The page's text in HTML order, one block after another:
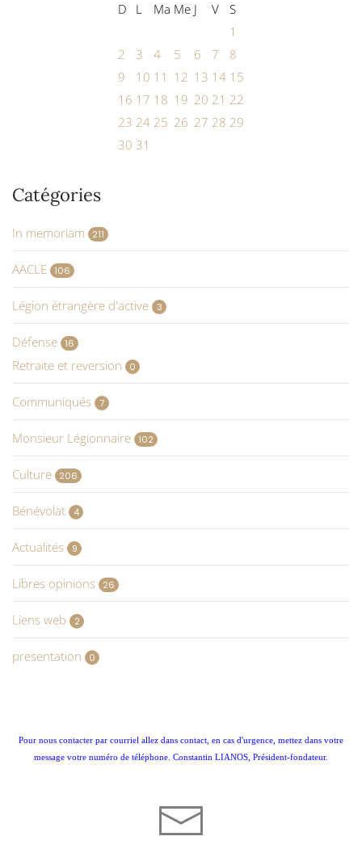
D L Ma Me J V
S
1
2
3 4 5 6 7
8
9
10 11 12 13 14 15
16 17 18 19 20 21 22
23 24 25 26 27 28 29
30 31
Catégories
In memoriam 211
AACLE 106
Légion étrangère d'active 3
Défense 16
Retraite et reversion 0
Communiqués 7
Monsieur Légionnaire 102
Culture 206
Bénévolat 4
Actualités 9
Libres opinions 26
Liens web 2
presentation 0
Pour nous contacter par courriel allez dans contact, en cas d'urgence, mettez dans votre
message votre numéro de téléphone. Constantin LIANOS, Président-fondateur.